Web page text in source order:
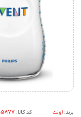
برند: اونت کد کالا :